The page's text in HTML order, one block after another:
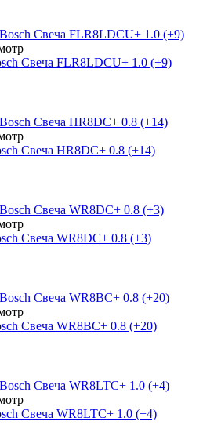
Свеча FLR8LDCU+ 1.0 (+9)
Свеча HR8DC+ 0.8 (+14)
Свеча WR8DC+ 0.8 (+3)
Свеча WR8BC+ 0.8 (+20)
Свеча WR8LTC+ 1.0 (+4)